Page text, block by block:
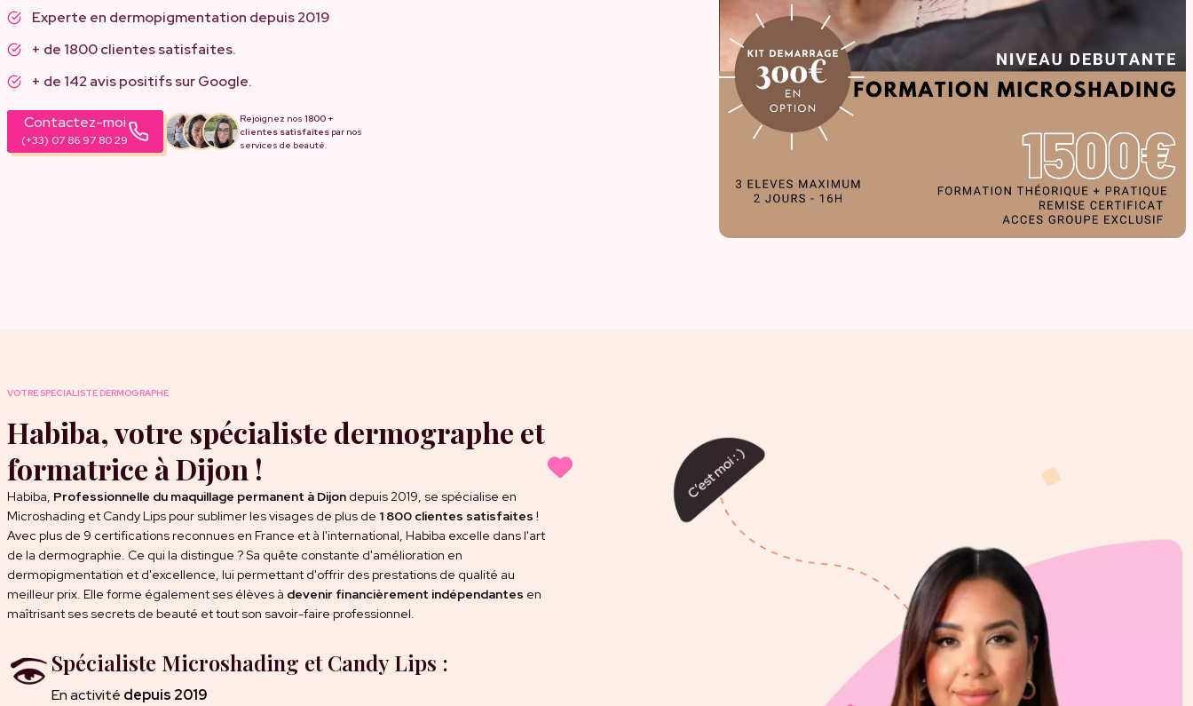
Experte en dermopigmentation depuis 2019
+ de 1800 clientes satisfaites.
+ de 142 avis positifs sur Google.
Contactez-moi
(+33) 07 86 97 80 29
Rejoignez nos 1800 +
clientes satisfaites par nos
services de beauté.
VOTRE SPECIALISTE DERMOGRAPHE
Habiba, votre spécialiste dermographe et
formatrice à Dijon !
Habiba, Professionnelle du maquillage permanent à Dijon depuis 2019, se spécialise en
Microshading et Candy Lips pour sublimer les visages de plus de 1 800 clientes satisfaites !
Avec plus de 9 certifications reconnues en France et à l'international, Habiba excelle dans l'art
de la dermographie. Ce qui la distingue ? Sa quête constante d'amélioration en
dermopigmentation et d'excellence, lui permettant d'offrir des prestations de qualité au
meilleur prix. Elle forme également ses élèves à devenir financièrement indépendantes en
maîtrisant ses secrets de beauté et tout son savoir-faire professionnel.
Spécialiste Microshading et Candy Lips :
En activité depuis 2019